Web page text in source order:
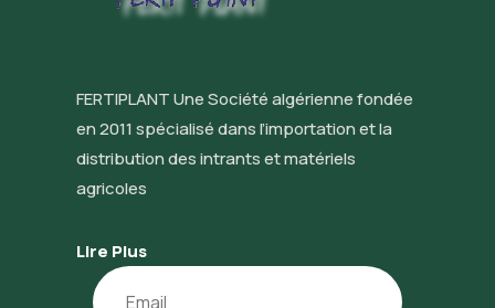
FERTIPLANT Une Société algérienne fondée
en 2011 spécialisé dans l’importation et la
distribution des intrants et matériels
agricoles
Lire Plus